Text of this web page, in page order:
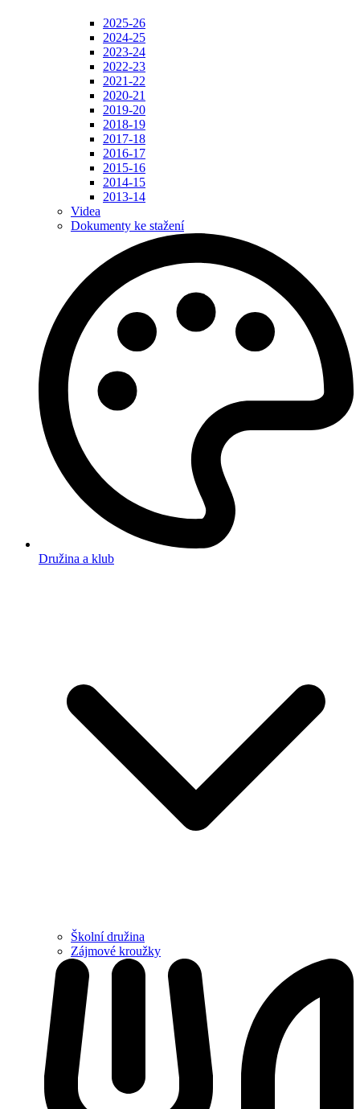
2025-26
2024-25
2023-24
2022-23
2021-22
2020-21
2019-20
2018-19
2017-18
2016-17
2015-16
2014-15
2013-14
Videa
Dokumenty ke stažení
Družina a klub
Školní družina
Zájmové kroužky